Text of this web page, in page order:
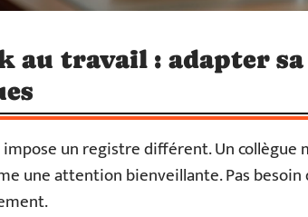
au travail : adapter sa
un registre différent. Un collègue
une attention bienveillante. Pas besoin